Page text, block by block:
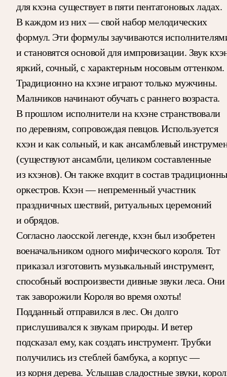
для кхэна существует в пяти пентатоновых ладах.
В каждом из них — свой набор мелодических
формул. Эти формулы заучиваются
и становятся основой для импровизации. Звук
яркий, сочный, с характерным носовым оттенком.
Традиционно на кхэне играют только мужчины.
Мальчиков начинают обучать с раннего возраста.
В прошлом исполнители на кхэне странствовали
по деревням, сопровождая певцов. Используется
кхэн и как сольный, и как ансамблевый
(существуют ансамбли, целиком составленные
из кхэнов). Он также входит в состав
оркестров. Кхэн — непременный участник
праздничных шествий, ритуальных церемоний
и обрядов.
Согласно лаосской легенде, кхэн был изобретен
военачальником одного мифического короля. Тот
приказал изготовить музыкальный инструмент,
способный воспроизвести дивные звуки леса. Они
так заворожили Короля во время охоты!
Подданный отправился в лес. Он долго
прислушивался к звукам природы. И ветер
подсказал ему, как создать инструмент. Трубки
получились из стеблей бамбука, а корпус —
из корня дерева. Услышав сладостные звуки,